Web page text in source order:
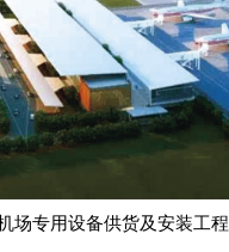
场专用设备供货及安装工程